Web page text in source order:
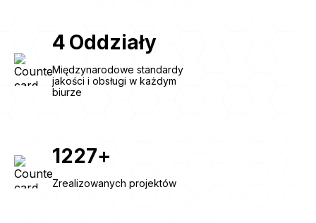
4 Oddziały
Międzynarodowe standardy
jakości i obsługi w każdym
biurze
1227+
Zrealizowanych projektów